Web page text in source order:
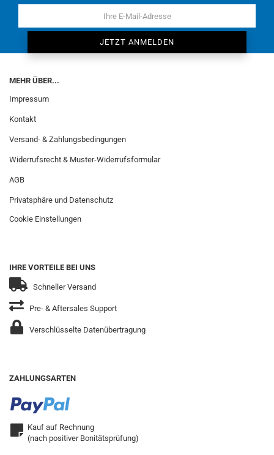
MEHR ÜBER...
Impressum
Kontakt
Versand- & Zahlungsbedingungen
Widerrufsrecht & Muster-Widerrufsformular
AGB
Privatsphäre und Datenschutz
Cookie Einstellungen
IHRE VORTEILE BEI UNS
Schneller Versand
Pre- & Aftersales Support
Verschlüsselte Datenübertragung
ZAHLUNGSARTEN
Kauf auf Rechnung
(nach positiver Bonitätsprüfung)